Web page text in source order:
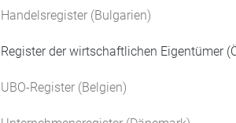
Handelsregister (Bulgarien)
Register der wirtschaftlichen Eigentümer
UBO-Register (Belgien)